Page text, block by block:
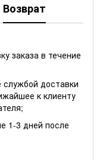
Возврат
заказа в течение
службой доставки
к клиенту
1-3 дней после